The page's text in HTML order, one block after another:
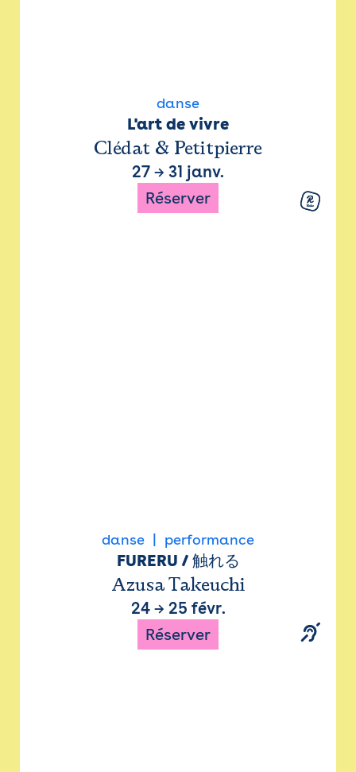
danse
L'art de vivre
Clédat & Petitpierre
27 → 31 janv.
Réserver
danse performance
FURERU / 触れる
Azusa Takeuchi
24→ 25 févr.
Réserver